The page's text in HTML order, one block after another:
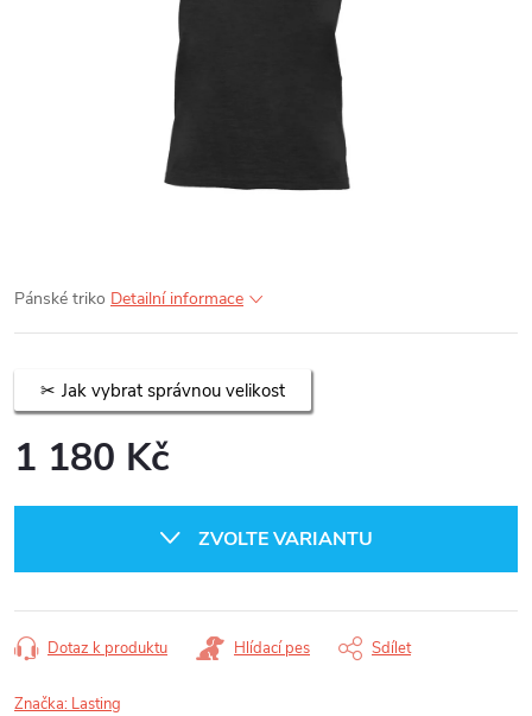
Pánské triko Detailní informace
Jak vybrat správnou velikost
1 180 Kč
ZVOLTE VARIANTU
Dotaz k produktu Hlídací pes Sdílet
Značka: Lasting